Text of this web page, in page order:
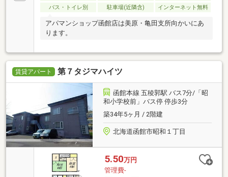
バス・トイレ別
駐車場(近隣含) インターネット無料
アパマンショップ函館店は美原・亀田支所向かいにあ
ります。
賃貸アパート 第７タジマハイツ
函館本線 五稜郭駅 バス7分/「昭
和小学校前」バス停 停歩3分
築34年5ヶ月 / 2階建
北海道函館市昭和１丁目
5.50万円
管理費-